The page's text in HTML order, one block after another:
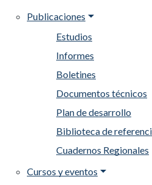
Publicaciones
Estudios
Informes
Boletines
Documentos técnicos
Plan de desarrollo
Biblioteca de
Cuadernos Regionales
Cursos y eventos